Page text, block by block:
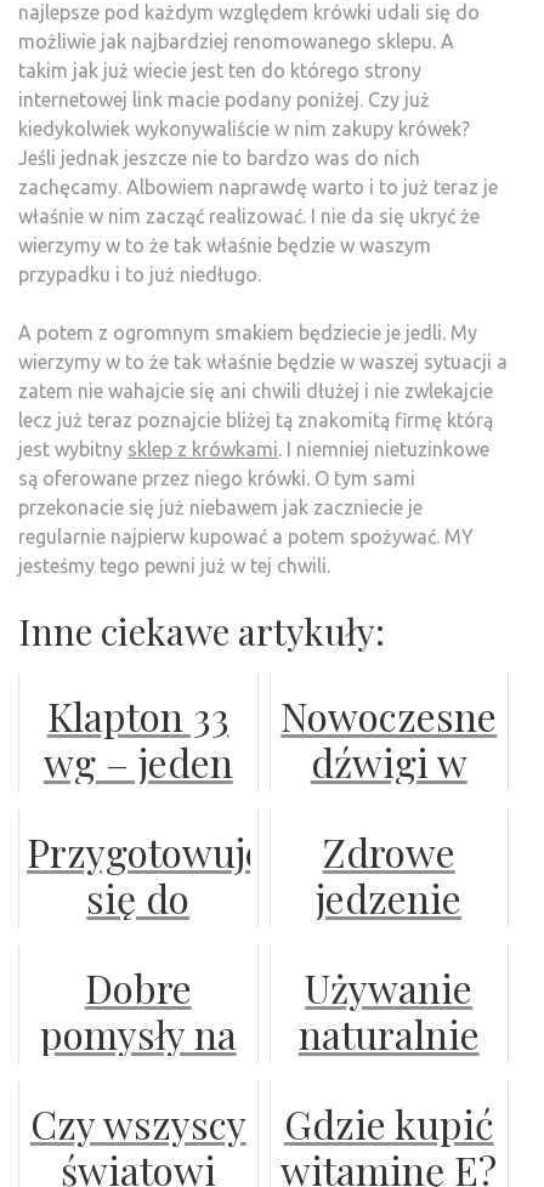
najlepsze pod każdym względem krówki udali się do
możliwie jak najbardziej renomowanego sklepu. A
takim jak już wiecie jest ten do którego strony
internetowej link macie podany poniżej. Czy już
kiedykolwiek wykonywaliście w nim zakupy krówek?
Jeśli jednak jeszcze nie to bardzo was do nich
zachęcamy. Albowiem naprawdę warto i to już teraz je
właśnie w nim zacząć realizować. I nie da się ukryć że
wierzymy w to że tak właśnie będzie w waszym
przypadku i to już niedługo.
A potem z ogromnym smakiem będziecie je jedli. My
wierzymy w to że tak właśnie będzie w waszej sytuacji a
zatem nie wahajcie się ani chwili dłużej i nie zwlekajcie
lecz już teraz poznajcie bliżej tą znakomitą firmę którą
jest wybitny sklep z krówkami. I niemniej nietuzinkowe
są oferowane przez niego krówki. O tym sami
przekonacie się już niebawem jak zaczniecie je
regularnie najpierw kupować a potem spożywać. MY
jesteśmy tego pewni już w tej chwili.
Inne ciekawe artykuły:
Klapton 33
wg – jeden
wiele
możliwości
chwastami
Nowoczesne
dźwigi w
targu:
przewodnik
najnowszych
trendach
Przygotowujesz
się do
góry?
Zdrowe
jedzenie
do domu lub
biura
Dobre
pomysły na
drewnianymi
klockami
Używanie
naturalnie
występujących
roślin i
drzew w
Czy wszyscy
światowi
Gdzie kupić
witaminę E?